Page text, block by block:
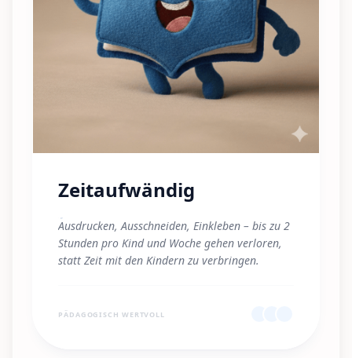
Zeitaufwändig
"
Ausdrucken, Ausschneiden, Einkleben – bis zu 2
Stunden pro Kind und Woche gehen verloren,
statt Zeit mit den Kindern zu verbringen.
PÄDAGOGISCH WERTVOLL